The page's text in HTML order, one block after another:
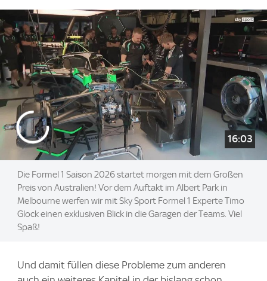
16:03
Die Formel 1 Saison 2026 startet morgen mit dem Großen
Preis von Australien! Vor dem Auftakt im Albert Park in
Melbourne werfen wir mit Sky Sport Formel 1 Experte Timo
Glock einen exklusiven Blick in die Garagen der Teams. Viel
Spaß!
Und damit füllen diese Probleme zum anderen